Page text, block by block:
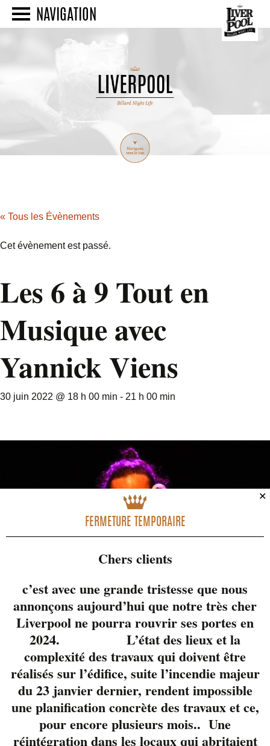
NAVIGATION
« Tous les Évènements
Cet évènement est passé.
Les 6 à 9 Tout en
Musique avec
Yannick Viens
30 juin 2022 @ 18 h 00 min - 21 h 00 min
✕
FERMETURE TEMPORAIRE
Chers clients
c’est avec une grande tristesse que nous
annonçons aujourd’hui que notre très cher
Liverpool ne pourra rouvrir ses portes en
2024. L’état des lieux et la
complexité des travaux qui doivent être
réalisés sur l’édifice, suite l’incendie majeur
du 23 janvier dernier, rendent impossible
une planification concrète des travaux et ce,
pour encore plusieurs mois.. Une
réintégration dans les locaux qui abritaient